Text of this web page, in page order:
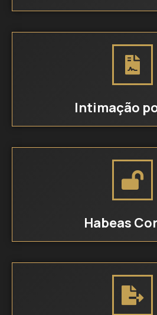
Intimação
Habeas